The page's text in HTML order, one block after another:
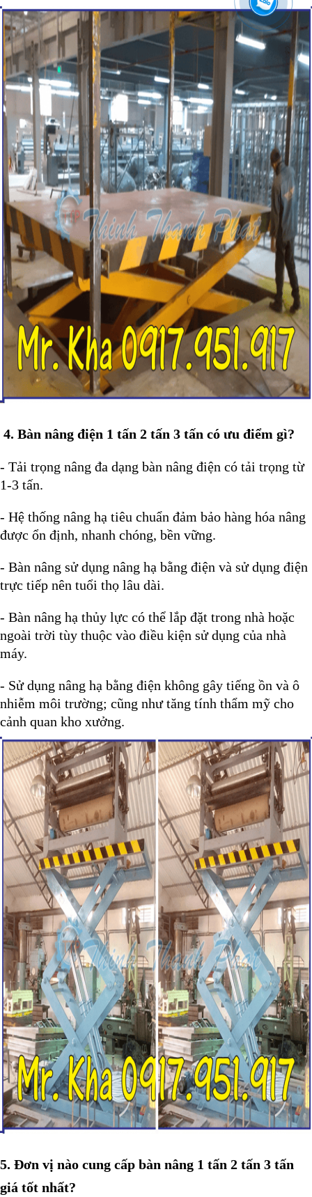
4. Bàn nâng điện 1 tấn 2 tấn 3 tấn có ưu điểm gì?
- Tải trọng nâng đa dạng bàn nâng điện có tải trọng từ
1-3 tấn.
- Hệ thống nâng hạ tiêu chuẩn đảm bảo hàng hóa nâng
được ổn định, nhanh chóng, bền vững.
- Bàn nâng sử dụng nâng hạ bằng điện và sử dụng điện
trực tiếp nên tuổi thọ lâu dài.
- Bàn nâng hạ thủy lực có thể lắp đặt trong nhà hoặc
ngoài trời tùy thuộc vào điều kiện sử dụng của nhà
máy.
- Sử dụng nâng hạ bằng điện không gây tiếng ồn và ô
nhiễm môi trường; cũng như tăng tính thẩm mỹ cho
cảnh quan kho xưởng.
5. Đơn vị nào cung cấp bàn nâng 1 tấn 2 tấn 3 tấn
giá tốt nhất?